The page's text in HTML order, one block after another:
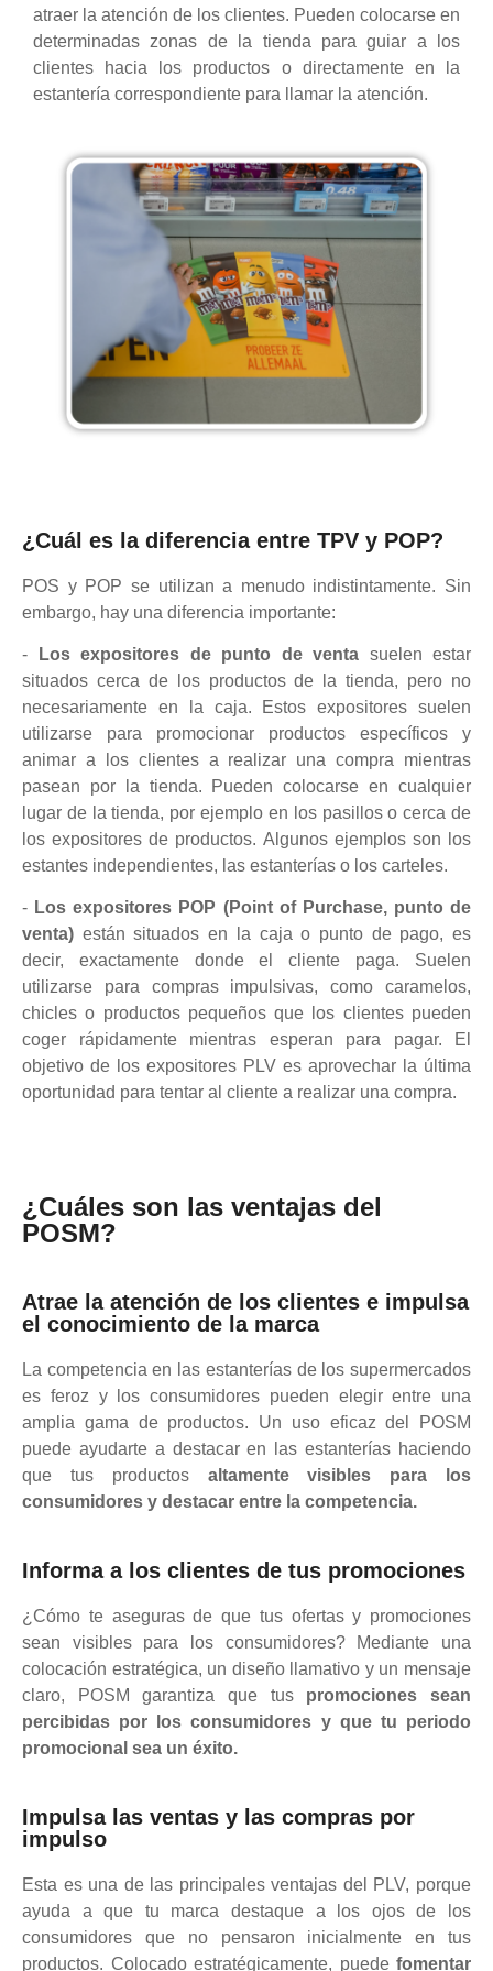
atraer la atención de los clientes. Pueden colocarse en
determinadas zonas de la tienda para guiar a los
clientes hacia los productos o directamente en la
estantería correspondiente para llamar la atención.
¿Cuál es la diferencia entre TPV y POP?
POS y POP se utilizan a menudo indistintamente. Sin
embargo, hay una diferencia importante:
- Los expositores de punto de venta suelen estar
situados cerca de los productos de la tienda, pero no
necesariamente en la caja. Estos expositores suelen
utilizarse para promocionar productos específicos y
animar a los clientes a realizar una compra mientras
pasean por la tienda. Pueden colocarse en cualquier
lugar de la tienda, por ejemplo en los pasillos o cerca de
los expositores de productos. Algunos ejemplos son los
estantes independientes, las estanterías o los carteles.
- Los expositores POP (Point of Purchase, punto de
venta) están situados en la caja o punto de pago, es
decir, exactamente donde el cliente paga. Suelen
utilizarse para compras impulsivas, como caramelos,
chicles o productos pequeños que los clientes pueden
coger rápidamente mientras esperan para pagar. El
objetivo de los expositores PLV es aprovechar la última
oportunidad para tentar al cliente a realizar una compra.
¿Cuáles son las ventajas del
POSM?
Atrae la atención de los clientes e impulsa
el conocimiento de la marca
La competencia en las estanterías de los supermercados
es feroz y los consumidores pueden elegir entre una
amplia gama de productos. Un uso eficaz del POSM
puede ayudarte a destacar en las estanterías haciendo
que tus productos altamente visibles para los
consumidores y destacar entre la competencia.
Informa a los clientes de tus promociones
¿Cómo te aseguras de que tus ofertas y promociones
sean visibles para los consumidores? Mediante una
colocación estratégica, un diseño llamativo y un mensaje
claro, POSM garantiza que tus promociones sean
percibidas por los consumidores y que tu periodo
promocional sea un éxito.
Impulsa las ventas y las compras por
impulso
Esta es una de las principales ventajas del PLV, porque
ayuda a que tu marca destaque a los ojos de los
consumidores que no pensaron inicialmente en tus
productos. Colocado estratégicamente, puede fomentar